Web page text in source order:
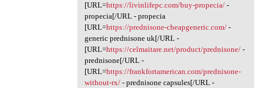
[URL=https://livinlifepc.com/buy-propecia/-
propecia[/URL - propecia
[URL=https://prednisone-cheapgeneric.com/-
generic prednisone uk[/URL -
[URL=https://celmaitare.net/product/prednisone/-
prednisone[/URL -
[URL=https://frankfortamerican.com/prednisone-
without-rx/- prednisone capsules[/URL -